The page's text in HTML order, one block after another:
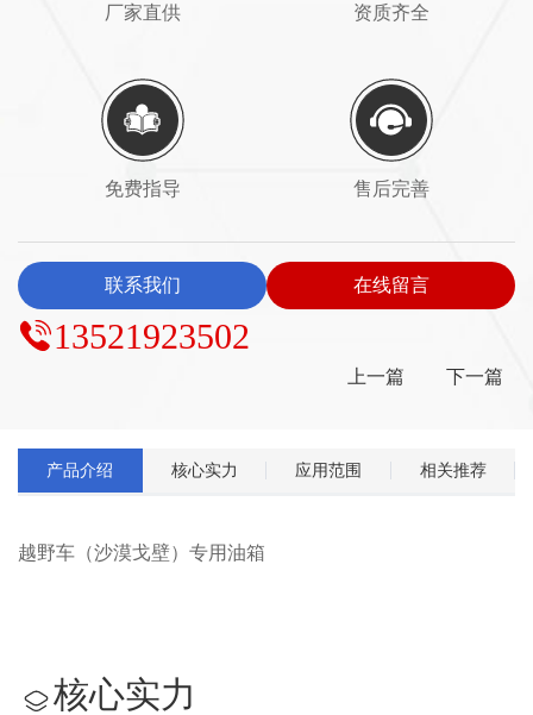
厂家直供 资质齐全
免费指导 售后完善
联系我们 在线留言
13521923502
上一篇 下一篇
产品介绍 核心实力 应用范围 相关推荐
越野车（沙漠戈壁）专用油箱
核心实力